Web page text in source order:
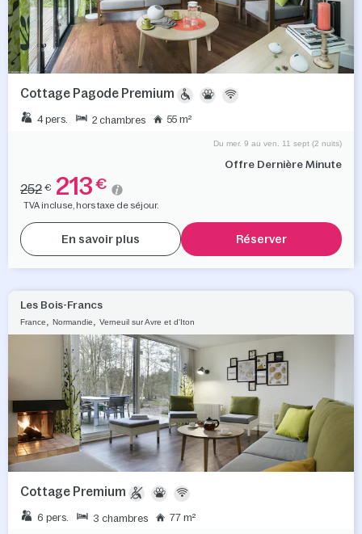
Cottage Pagode Premium
4 pers. 2 chambres 55 m²
Offre Dernière Minute
Du mer. 9 au ven. 11 sept (2 nuits)
252 € 213 €
TVA incluse, hors taxe de séjour.
En savoir plus Réserver
Les Bois-Francs
France, Normandie, Verneuil sur Avre et d'Iton
Cottage Premium
6 pers. 3 chambres 77 m²